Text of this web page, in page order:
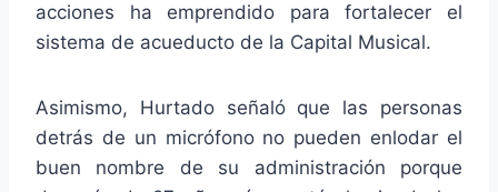
acciones ha emprendido para fortalecer el
sistema de acueducto de la Capital Musical.
Asimismo, Hurtado señaló que las personas
detrás de un micrófono no pueden enlodar el
buen nombre de su administración porque